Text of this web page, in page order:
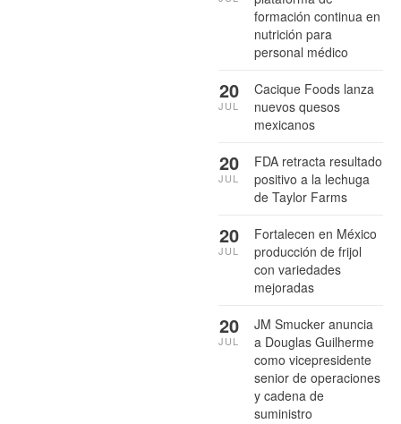
formación continua en
nutrición para
personal médico
Cacique Foods lanza
nuevos quesos
mexicanos
20
JUL
FDA retracta resultado
positivo a la lechuga
de Taylor Farms
20
JUL
Fortalecen en México
producción de frijol
con variedades
mejoradas
20
JUL
JM Smucker anuncia
a Douglas Guilherme
como vicepresidente
senior de operaciones
y cadena de
suministro
20
JUL